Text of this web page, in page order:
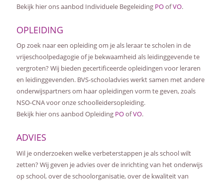
Bekijk hier ons aanbod Individuele Begeleiding POofVO.
OPLEIDING
Op zoek naar een opleiding om je als leraar te scholen in de
vrijeschoolpedagogie of je bekwaamheid als leidinggevende te
vergroten? Wij bieden gecertificeerde opleidingen voor leraren
en leidinggevenden. BVS-schooladvies werkt samen met andere
onderwijspartners om haar opleidingen vorm te geven, zoals
NSO-CNA voor onze schoolleidersopleiding.
Bekijk hier ons aanbod Opleiding POofVO.
ADVIES
Wil je onderzoeken welke verbeterstappen je als school wilt
zetten? Wij geven je advies over de inrichting van het onderwijs
op school, over de schoolorganisatie, over de kwaliteit van